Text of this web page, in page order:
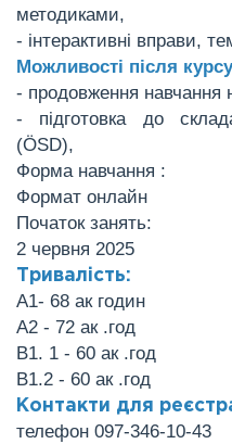
методиками,
- інтерактивні вправи,
Можливості після
- продовження навчання
- підготовка до
(ÖSD),
Форма навчання :
Формат онлайн
Початок занять:
2 червня 2025
Тривалість:
А1- 68 ак годин
А2 - 72 ак .год
В1. 1 - 60 ак .год
В1.2 - 60 ак .год
Контакти для
телефон 097-346-10-43